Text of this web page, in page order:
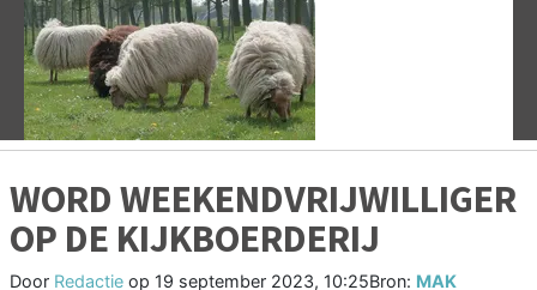
Vorige
WORD WEEKENDVRIJWILLIGER
OP DE KIJKBOERDERIJ
Door Redactie op 19 september 2023, 10:25Bron: MAK